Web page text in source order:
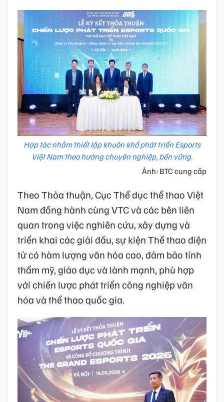
Hợp tác nhằm thiết lập khuôn khổ phát triển Esports
Việt Nam theo hướng chuyên nghiệp, bền vững.
Ảnh: BTC cung cấp
Theo Thỏa thuận, Cục Thể dục thể thao Việt
Nam đồng hành cùng VTC và các bên liên
quan trong việc nghiên cứu, xây dựng và
triển khai các giải đấu, sự kiện Thể thao điện
tử có hàm lượng văn hóa cao, đảm bảo tính
thẩm mỹ, giáo dục và lành mạnh, phù hợp
với chiến lược phát triển công nghiệp văn
hóa và thể thao quốc gia.